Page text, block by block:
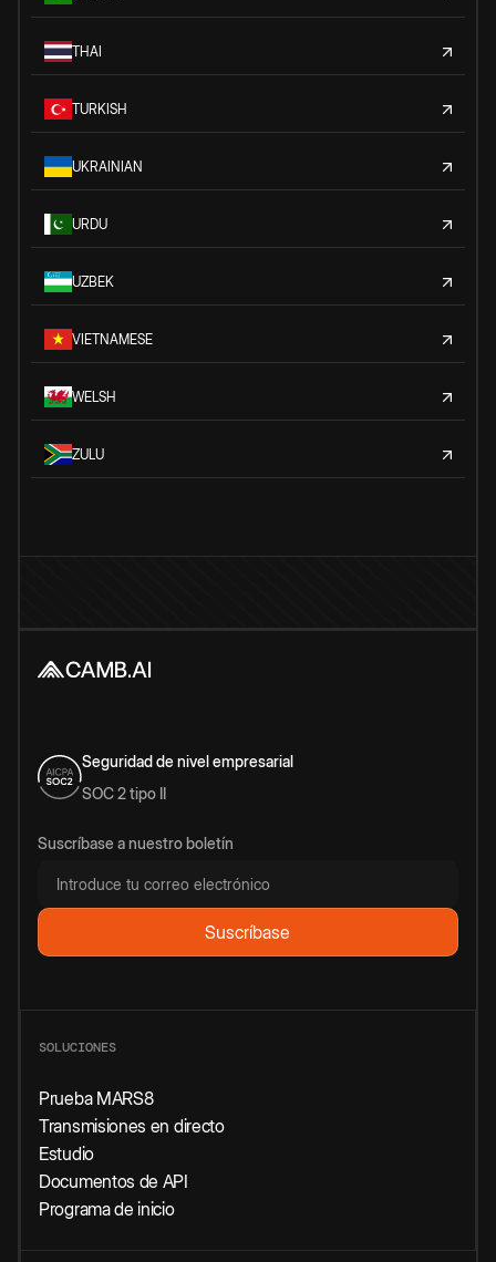
THAI
TURKISH
UKRAINIAN
URDU
UZBEK
VIETNAMESE
WELSH
ZULU
Seguridad de nivel empresarial
SOC 2 tipo II
Suscríbase a nuestro boletín
SOLUCIONES
Prueba MARS8
Transmisiones en directo
Estudio
Documentos de API
Programa de inicio